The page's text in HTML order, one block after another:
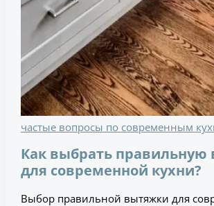
частые вопросы по современным
Как выбрать правильную
для современной кухни?
Выбор правильной вытяжки для